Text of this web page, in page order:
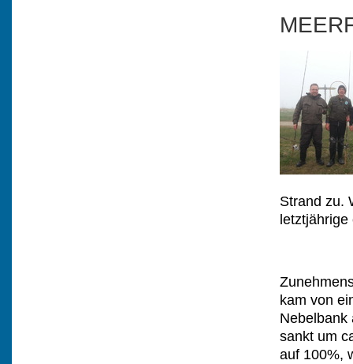
Strand zu.
kam von
Nebelbank
sankt um
auf 100%,